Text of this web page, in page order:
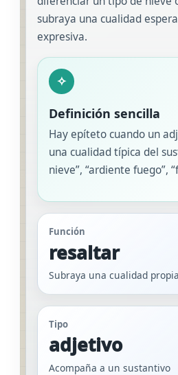
subraya una cualidad
expresiva.
✧
Definición sencilla
Hay epíteto cuando un
una cualidad típica del
nieve”, “ardiente fuego”,
Función
resaltar
Subraya una cualidad propia
Tipo
adjetivo
Acompaña a un sustantivo